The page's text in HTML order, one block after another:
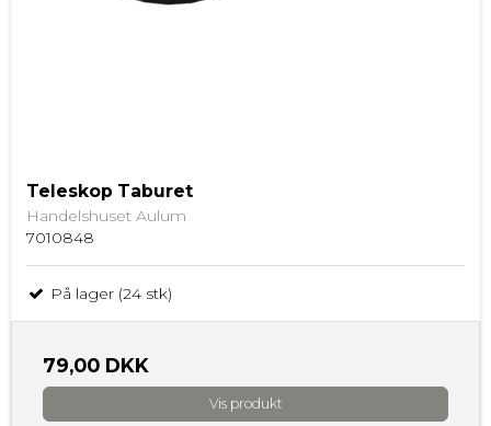
Teleskop Taburet
Handelshuset Aulum
7010848
På lager (24 stk)
79,00 DKK
Vis produkt